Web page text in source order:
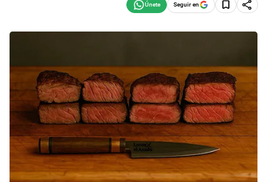
Seguir en